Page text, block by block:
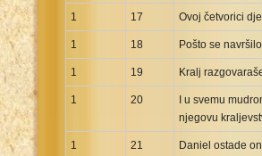
Indonesian Lama Bible
Italian Riveduta 1927 Bible
Korean Bible
Latvian NT
1 17 Ovoj četvorici
1 18 Pošto se
1 19 Kralj
1 20
I u svemu
njegovu
1 21 Daniel ostade